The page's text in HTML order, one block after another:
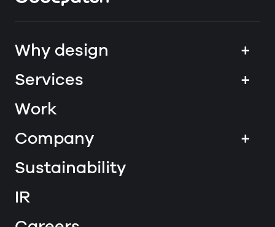
Why design
+
Services
+
Work
Company
+
Sustainability
IR